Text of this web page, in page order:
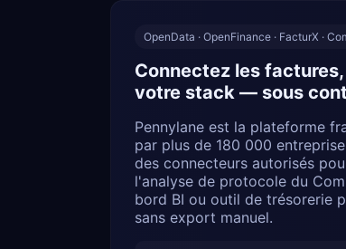
OpenData · OpenFinance · FacturX ·
Connectez les
votre stack — sous
Pennylane est la plateforme
par plus de 180 000
des connecteurs autorisés
l'analyse de protocole du
bord BI ou outil de trésorerie
sans export manuel.